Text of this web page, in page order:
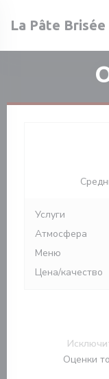
La Pâte Brisée
Услуги
Атмосфера
Меню
Цена/качество
Оценки